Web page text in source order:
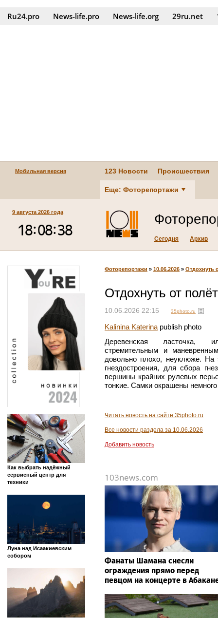
Ru24.pro News‑life.pro News‑life.org 29ru.net
Мобильная версия 123 Новости Происшествия
Еще: Фоторепортажи
9 августа 2026 года
Сегодня Архив
Как выбрать надёжный
сервисный центр для
техники
Луна над Исаакиевским
собором
Фоторепортажи » 10.06.2026 » Отдохнуть
Отдохнуть от
10.06.2026 22:15 35photo.ru
Kalinina Katerina publish photo
Деревенская ласточка,
стремительным и
довольно плохо, неуклюже.
гнездостроения, для сбора
вершины крайних рулевых
тонкие. Самки окрашены
Читать новость на сайте 35photo.ru
Все новости раздела за 10.06.2026
Добавить новость
103news.com
Фанаты Шамана снесли
ограждения прямо перед
певцом на концерте в